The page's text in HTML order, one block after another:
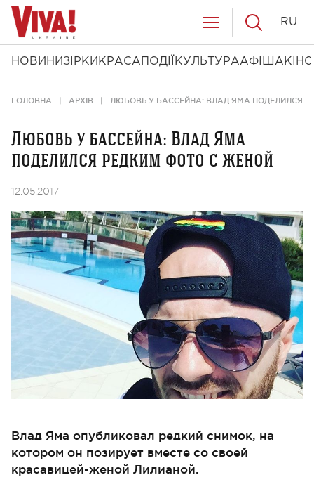
НОВИНИ ЗІРКИ КРАСА ПОДІЇ КУЛЬТУРААФІША КІНО
RU
ГОЛОВНА АРХІВ ЛЮБОВЬ У БАССЕЙНА: ВЛАД ЯМА ПОДЕЛИЛСЯ
Любовь у бассейна: Влад Яма
поделился редким фото с женой
12.05.2017
Влад Яма опубликовал редкий снимок, на
котором он позирует вместе со своей
красавицей-женой Лилианой.